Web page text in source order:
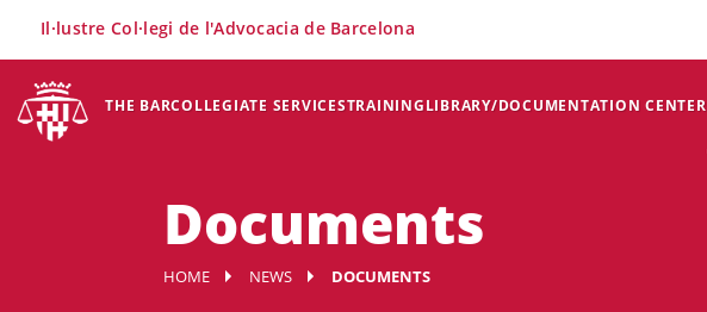
THE BARCOLLEGIATE SERVICESTRAININGLIBRARY/DOCUMENTATION CENTER
Il·lustre Col·legi de l'Advocacia de Barcelona
Documents
HOME NEWS DOCUMENTS